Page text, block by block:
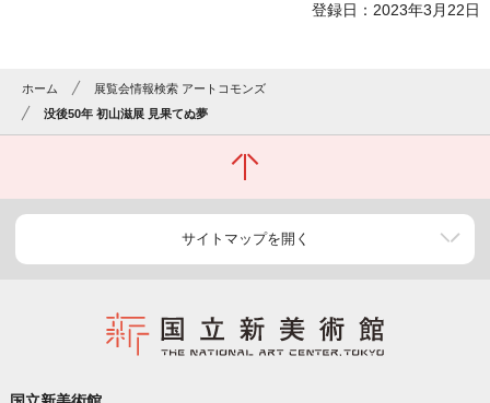
登録日：2023年3月22日
ホーム
展覧会情報検索 アートコモンズ
没後50年 初山滋展 見果てぬ夢
サイトマップを開く